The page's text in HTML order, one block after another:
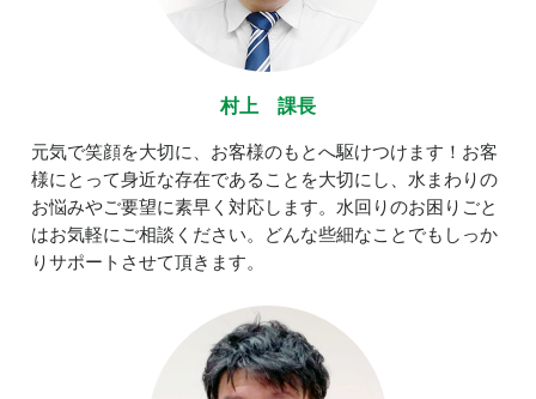
村上 課長
元気で笑顔を大切に、お客様のもとへ駆けつけます！お客
様にとって身近な存在であることを大切にし、水まわりの
お悩みやご要望に素早く対応します。水回りのお困りごと
はお気軽にご相談ください。どんな些細なことでもしっか
りサポートさせて頂きます。